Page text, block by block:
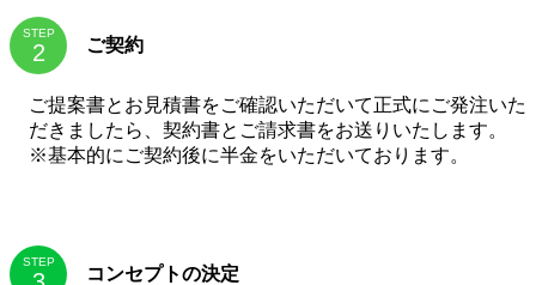
STEP
ご契約
ご提案書とお見積書をご確認いただいて正式にご発注いた
だきましたら、契約書とご請求書をお送りいたします。
※基本的にご契約後に半金をいただいております。
STEP
コンセプトの決定